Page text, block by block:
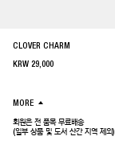
CLOVER CHARM
KRW 29,000
MORE
회원은 전 품목 무료배송
(일부 상품 및 도서 산간 지역 제외)